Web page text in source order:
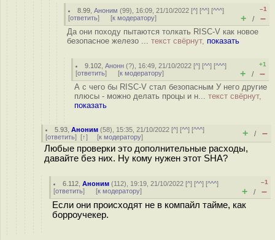
8.99 ,Аноним (99), 16:09, 21/10/2022 [^] [^^] [^^^]
[ответить] [к модератору]
–1
+ / –
Да они походу пытаются толкать RISC-V как новое
безопасное железо ... текст свёрнут, показать
9.102 ,Анонн (?), 16:49, 21/10/2022 [^] [^^] [^^^]
[ответить] [к модератору]
+1
+ / –
А с чего бы RISC-V стал безопасным У него другие
плюсы - можно делать процы и н... текст свёрнут,
показать
5.93 ,Аноним (58), 15:35, 21/10/2022 [^] [^^] [^^^]
[ответить] [↑] [к модератору] + / –
Любые проверки это дополнительные расходы,
давайте без них. Ну кому нужен этот SHA?
6.112 ,Аноним (112), 19:19, 21/10/2022 [^] [^^] [^^^]
[ответить] [к модератору]
–1
+ / –
Если они происходят не в компайл тайме, как
борроучекер.